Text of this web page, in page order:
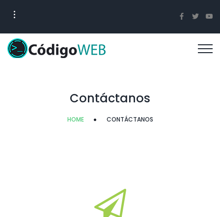
Contáctanos
HOME CONTÁCTANOS